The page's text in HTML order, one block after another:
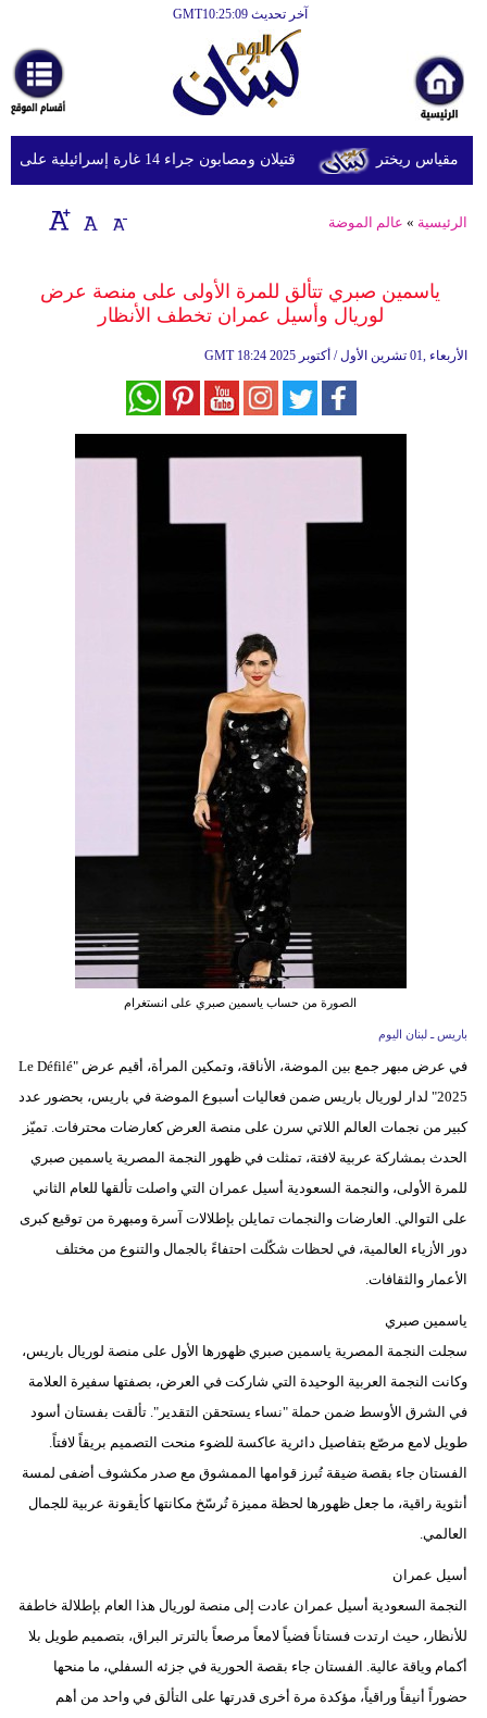
آخر تحديث GMT10:25:09
أخبارعاجلة
رياضة
ثقافة
إقتصاد
وموسيقى
مدوَّنات
سيارات
قتيلان ومصابون جراء 14 غارة إسرائيلية على شرق وجنوب لبنان
الرئيسية » عالم الموضة
ياسمين صبري تتألق للمرة الأولى على منصة عرض
لوريال وأسيل عمران تخطف الأنظار
GMT 18:24 2025 الأربعاء ,01 تشرين الأول / أكتوبر
الصورة من حساب ياسمين صبري على انستغرام
باريس ـ لبنان اليوم
في عرض مبهر جمع بين الموضة، الأناقة، وتمكين المرأة، أقيم عرض "Le Défilé
2025" لدار لوريال باريس ضمن فعاليات أسبوع الموضة في باريس، بحضور عدد
كبير من نجمات العالم اللاتي سرن على منصة العرض كعارضات محترفات. تميّز
الحدث بمشاركة عربية لافتة، تمثلت في ظهور النجمة المصرية ياسمين صبري
للمرة الأولى، والنجمة السعودية أسيل عمران التي واصلت تألقها للعام الثاني
على التوالي. العارضات والنجمات تمايلن بإطلالات آسرة ومبهرة من توقيع كبرى
دور الأزياء العالمية، في لحظات شكّلت احتفاءً بالجمال والتنوع من مختلف
الأعمار والثقافات.
ياسمين صبري
سجلت النجمة المصرية ياسمين صبري ظهورها الأول على منصة لوريال باريس،
وكانت النجمة العربية الوحيدة التي شاركت في العرض، بصفتها سفيرة العلامة
في الشرق الأوسط ضمن حملة "نساء يستحقن التقدير". تألقت بفستان أسود
طويل لامع مرصّع بتفاصيل دائرية عاكسة للضوء منحت التصميم بريقاً لافتاً.
الفستان جاء بقصة ضيقة تُبرز قوامها الممشوق مع صدر مكشوف أضفى لمسة
أنثوية راقية، ما جعل ظهورها لحظة مميزة تُرسّخ مكانتها كأيقونة عربية للجمال
العالمي.
أسيل عمران
النجمة السعودية أسيل عمران عادت إلى منصة لوريال هذا العام بإطلالة خاطفة
للأنظار، حيث ارتدت فستاناً فضياً لامعاً مرصعاً بالترتر البراق، بتصميم طويل بلا
أكمام وياقة عالية. الفستان جاء بقصة الحورية في جزئه السفلي، ما منحها
حضوراً أنيقاً وراقياً، مؤكدة مرة أخرى قدرتها على التألق في واحد من أهم